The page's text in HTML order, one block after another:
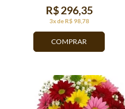
COMPRAR
3x de R$ 98,78
R$ 296,35